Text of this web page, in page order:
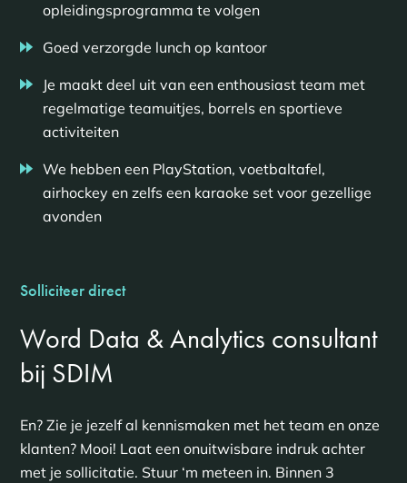
opleidingsprogramma te volgen
Goed verzorgde lunch op kantoor
Je maakt deel uit van een enthousiast team met
regelmatige teamuitjes, borrels en sportieve
activiteiten
We hebben een PlayStation, voetbaltafel,
airhockey en zelfs een karaoke set voor gezellige
avonden
Solliciteer direct
Word Data & Analytics consultant
bij SDIM
En? Zie je jezelf al kennismaken met het team en onze
klanten? Mooi! Laat een onuitwisbare indruk achter
met je sollicitatie. Stuur ‘m meteen in. Binnen 3